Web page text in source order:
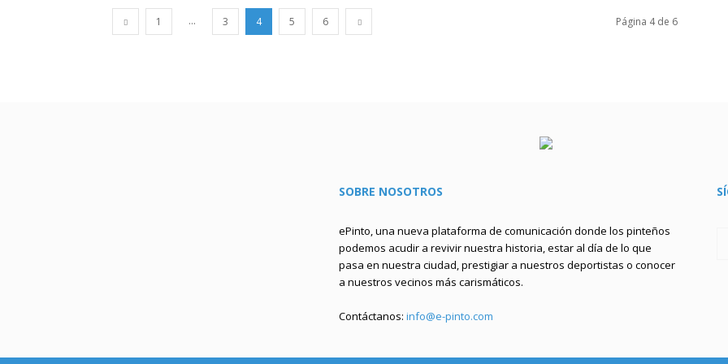
1 ... 3 4 5 6 Página 4 de 6
SOBRE NOSOTROS
ePinto, una nueva plataforma de comunicación donde los pinteños
podemos acudir a revivir nuestra historia, estar al día de lo que
pasa en nuestra ciudad, prestigiar a nuestros deportistas o conocer
a nuestros vecinos más carismáticos.
Contáctanos: info@e-pinto.com